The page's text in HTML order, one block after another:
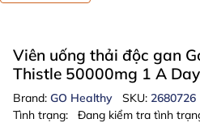
Viên uống thải độc gan
Thistle 50000mg 1 A Day
Brand: GO Healthy SKU: 2680726
Tình trạng:
Đang kiểm tra tình